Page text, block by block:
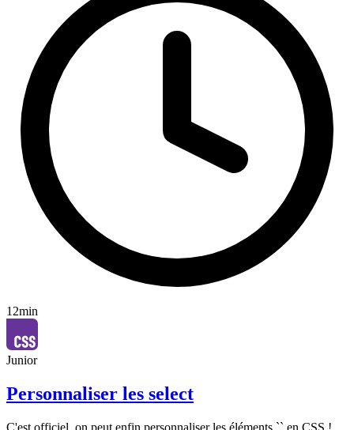
12min
Junior
Personnaliser les select
C'est officiel, on peut enfin personnaliser les éléments `` en CSS !